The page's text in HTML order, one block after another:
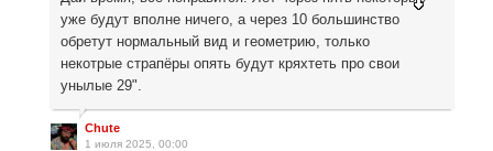
уже будут вполне ничего, а через 10 большинство
обретут нормальный вид и геометрию, только
некотрые страпёры опять будут кряхтеть про свои
унылые 29".
Chute
1 июля 2025, 00:00